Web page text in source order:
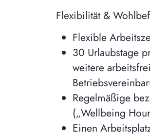
Flexibilität &
Flexible
30 Urlaubstage
weitere
Regelmäßige
(„Wellbeing
Einen